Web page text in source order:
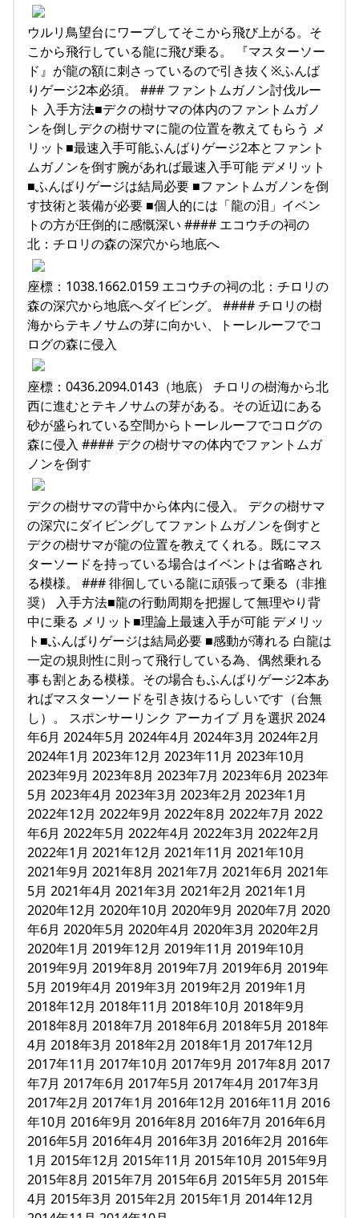
ウルリ鳥望台にワープしてそこから飛び上がる。そ
こから飛行している龍に飛び乗る。 『マスターソー
ド』が龍の額に刺さっているので引き抜く※ふんば
りゲージ2本必須。 ### ファントムガノン討伐ルー
ト 入手方法■デクの樹サマの体内のファントムガノ
ンを倒しデクの樹サマに龍の位置を教えてもらう メ
リット■最速入手可能ふんばりゲージ2本とファント
ムガノンを倒す腕があれば最速入手可能 デメリット
■ふんばりゲージは結局必要 ■ファントムガノンを倒
す技術と装備が必要 ■個人的には「龍の泪」イベン
トの方が圧倒的に感慨深い #### エコウチの祠の
北：チロリの森の深穴から地底へ
座標：1038.1662.0159 エコウチの祠の北：チロリの
森の深穴から地底へダイビング。 #### チロリの樹
海からテキノサムの芽に向かい、トーレルーフでコ
ログの森に侵入
座標：0436.2094.0143（地底） チロリの樹海から北
西に進むとテキノサムの芽がある。その近辺にある
砂が盛られている空間からトーレルーフでコログの
森に侵入 #### デクの樹サマの体内でファントムガ
ノンを倒す
デクの樹サマの背中から体内に侵入。 デクの樹サマ
の深穴にダイビングしてファントムガノンを倒すと
デクの樹サマが龍の位置を教えてくれる。既にマス
ターソードを持っている場合はイベントは省略され
る模様。 ### 徘徊している龍に頑張って乗る（非推
奨） 入手方法■龍の行動周期を把握して無理やり背
中に乗る メリット■理論上最速入手が可能 デメリッ
ト■ふんばりゲージは結局必要 ■感動が薄れる 白龍は
一定の規則性に則って飛行している為、偶然乗れる
事も割とある模様。その場合もふんばりゲージ2本あ
ればマスターソードを引き抜けるらしいです（台無
し）。 スポンサーリンク アーカイブ 月を選択 2024
年6月 2024年5月 2024年4月 2024年3月 2024年2月
2024年1月 2023年12月 2023年11月 2023年10月
2023年9月 2023年8月 2023年7月 2023年6月 2023年
5月 2023年4月 2023年3月 2023年2月 2023年1月
2022年12月 2022年9月 2022年8月 2022年7月 2022
年6月 2022年5月 2022年4月 2022年3月 2022年2月
2022年1月 2021年12月 2021年11月 2021年10月
2021年9月 2021年8月 2021年7月 2021年6月 2021年
5月 2021年4月 2021年3月 2021年2月 2021年1月
2020年12月 2020年10月 2020年9月 2020年7月 2020
年6月 2020年5月 2020年4月 2020年3月 2020年2月
2020年1月 2019年12月 2019年11月 2019年10月
2019年9月 2019年8月 2019年7月 2019年6月 2019年
5月 2019年4月 2019年3月 2019年2月 2019年1月
2018年12月 2018年11月 2018年10月 2018年9月
2018年8月 2018年7月 2018年6月 2018年5月 2018年
4月 2018年3月 2018年2月 2018年1月 2017年12月
2017年11月 2017年10月 2017年9月 2017年8月 2017
年7月 2017年6月 2017年5月 2017年4月 2017年3月
2017年2月 2017年1月 2016年12月 2016年11月 2016
年10月 2016年9月 2016年8月 2016年7月 2016年6月
2016年5月 2016年4月 2016年3月 2016年2月 2016年
1月 2015年12月 2015年11月 2015年10月 2015年9月
2015年8月 2015年7月 2015年6月 2015年5月 2015年
4月 2015年3月 2015年2月 2015年1月 2014年12月